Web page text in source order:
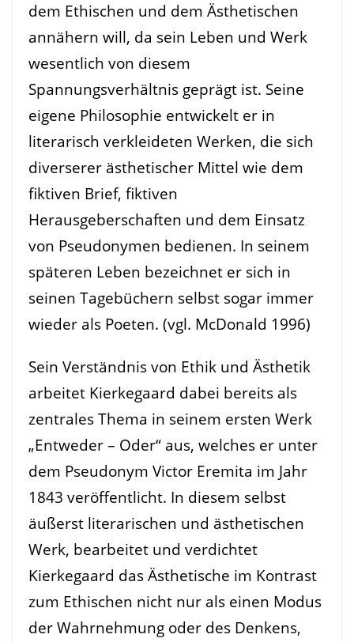
dem Ethischen und dem Ästhetischen
annähern will, da sein Leben und Werk
wesentlich von diesem
Spannungsverhältnis geprägt ist. Seine
eigene Philosophie entwickelt er in
literarisch verkleideten Werken, die sich
diverserer ästhetischer Mittel wie dem
fiktiven Brief, fiktiven
Herausgeberschaften und dem Einsatz
von Pseudonymen bedienen. In seinem
späteren Leben bezeichnet er sich in
seinen Tagebüchern selbst sogar immer
wieder als Poeten. (vgl. McDonald 1996)
Sein Verständnis von Ethik und Ästhetik
arbeitet Kierkegaard dabei bereits als
zentrales Thema in seinem ersten Werk
„Entweder – Oder“ aus, welches er unter
dem Pseudonym Victor Eremita im Jahr
1843 veröffentlicht. In diesem selbst
äußerst literarischen und ästhetischen
Werk, bearbeitet und verdichtet
Kierkegaard das Ästhetische im Kontrast
zum Ethischen nicht nur als einen Modus
der Wahrnehmung oder des Denkens,